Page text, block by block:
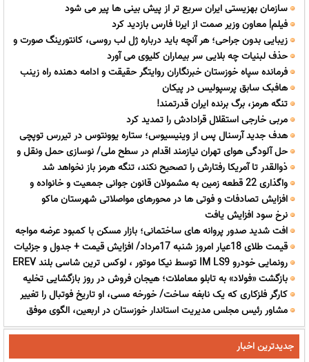
سازمان بهزیستی ایران سریع تر از پیش بینی ها پیر می شود
فیلم| معاون وزیر صمت از ایرنا فارس بازدید کرد
زیبایی بدون جراحی؛ هر آنچه باید درباره ژل لب روسی، کانتورینگ صورت و
فیلر بیکینی بدانید
حذف لبنیات چه بلایی سر بیماران کلیوی می آورد
فرمانده سپاه خوزستان خبرنگاران روایتگر حقیقت و ادامه دهنده راه زینب
کبری(س) هستند
هافبک سابق پرسپولیس در پیکان
تنگه هرمز، برگ برنده ایران قدرتمند!
مربی خارجی استقلال قرادادش را تمدید کرد
هدف جدید آرسنال پس از وینیسیوس؛ ستاره یوونتوس در تیررس توپچی
ها
حل آلودگی هوای تهران نیازمند اقدام در سطح ملی/ نوسازی حمل ونقل و
کنترل بارگذاری هادراولویت
ذوالقدر تا آمریکا رفتارش را تصحیح نکند، تنگه هرمز باز نخواهد شد
واگذاری 22 قطعه زمین به مشمولان قانون جوانی جمعیت و خانواده و
مددجویان در سلماس
افزایش تصادفات و فوتی ها در محورهای مواصلاتی شهرستان ماکو
نرخ سود افزایش یافت
افت شدید صدور پروانه های ساختمانی؛ بازار مسکن با کمبود عرضه مواجه
می شود؟
قیمت طلای 18عیار امروز شنبه 17مرداد/ افزایش قیمت + جدول و جزئیات
رونمایی خودرو IM LS9 توسط نیکا موتور ، لوکس ترین شاسی بلند EREV
در ایران
بازگشت «فولاد» به تابلو معاملات؛ هیجان فروش در روز بازگشایی تخلیه
شد
کارگر فلزکاری که یک نابغه ساخت/ خورخه مسی، او تاریخ فوتبال را تغییر
داد!
مشاور رئیس مجلس مدیریت استاندار خوزستان در اربعین، الگوی موفق
هماهنگی ملی بود
جدیدترین اخبار